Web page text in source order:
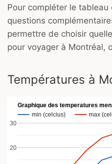
Pour compléter le
questions
permettre de choisir
pour voyager à Montréal,
Températures à
Graphique des temperatures
min (celcius)
max
20
30